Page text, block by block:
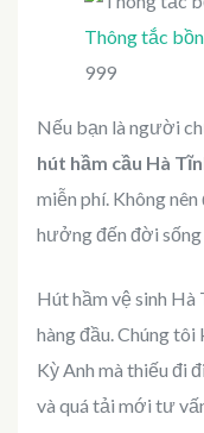
Thông tắc
999
Nếu bạn là người
hút hầm cầu Hà
miễn phí. Không
hưởng đến đời
Hút hầm vệ sinh Hà
hàng đầu. Chúng tôi
Kỳ Anh mà thiếu đi
và quá tải mới tư